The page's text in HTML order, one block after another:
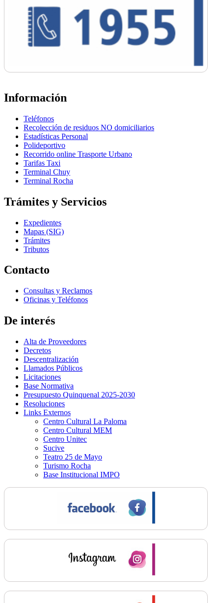
Información
Teléfonos
Recolección de residuos NO domiciliarios
Estadísticas Personal
Polideportivo
Recorrido online Trasporte Urbano
Tarifas Taxi
Terminal Chuy
Terminal Rocha
Trámites y Servicios
Expedientes
Mapas (SIG)
Trámites
Tributos
Contacto
Consultas y Reclamos
Oficinas y Teléfonos
De interés
Alta de Proveedores
Decretos
Descentralización
Llamados Públicos
Licitaciones
Base Normativa
Presupuesto Quinquenal 2025-2030
Resoluciones
Links Externos
Centro Cultural La Paloma
Centro Cultural MEM
Centro Unitec
Sucive
Teatro 25 de Mayo
Turismo Rocha
Base Institucional IMPO